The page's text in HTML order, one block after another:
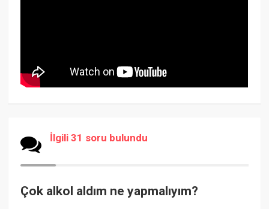
İlgili 31 soru bulundu
Çok alkol aldım ne yapmalıyım?